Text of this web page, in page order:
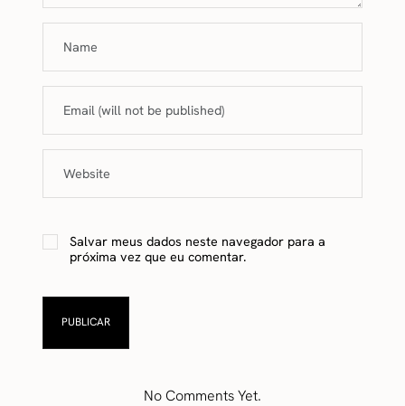
Salvar meus dados neste navegador para a
próxima vez que eu comentar.
No Comments Yet.